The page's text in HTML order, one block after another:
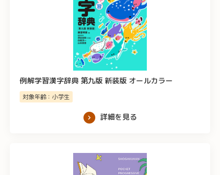
例解学習漢字辞典 第九版 新装版 オールカラー
対象年齢：小学生
詳細を見る